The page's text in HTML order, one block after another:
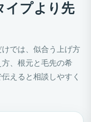
イプより先
では、似合う上げ方
、根元と毛先の希
えると相談しやすく